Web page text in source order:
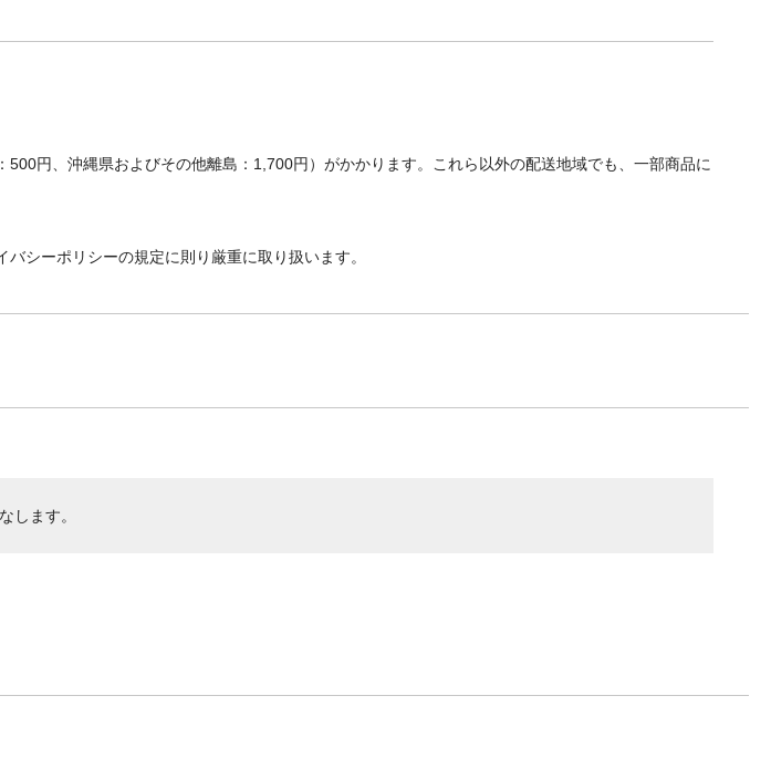
円、沖縄県およびその他離島：1,700円）がかかります。これら以外の配送地域でも、一部商品に
シーポリシーの規定に則り厳重に取り扱います。
します。